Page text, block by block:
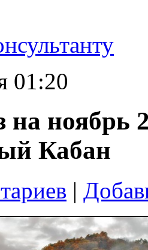
01:20
на ноябрь
Кабан
|